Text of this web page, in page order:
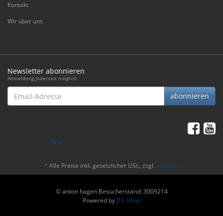
Kontakt
Wir über uns
Newsletter abonnieren
Abmeldung jederzeit möglich
Email-
Adresse
abonnieren
* Alle Preise inkl. gesetzlicher USt., zzgl. Versand
© anton hagenBesucherstand: 3009214
Powered by JTL-Shop